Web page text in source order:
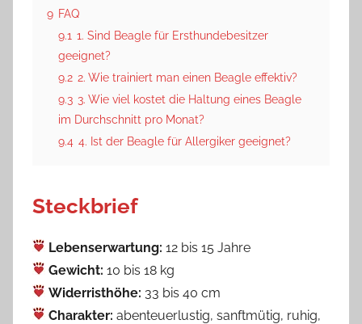
9 FAQ
9.1 1. Sind Beagle für Ersthundebesitzer
geeignet?
9.2 2. Wie trainiert man einen Beagle effektiv?
9.3 3. Wie viel kostet die Haltung eines Beagle
im Durchschnitt pro Monat?
9.4 4. Ist der Beagle für Allergiker geeignet?
Steckbrief
Lebenserwartung: 12 bis 15 Jahre
Gewicht: 10 bis 18 kg
Widerristhöhe: 33 bis 40 cm
Charakter: abenteuerlustig, sanftmütig, ruhig,